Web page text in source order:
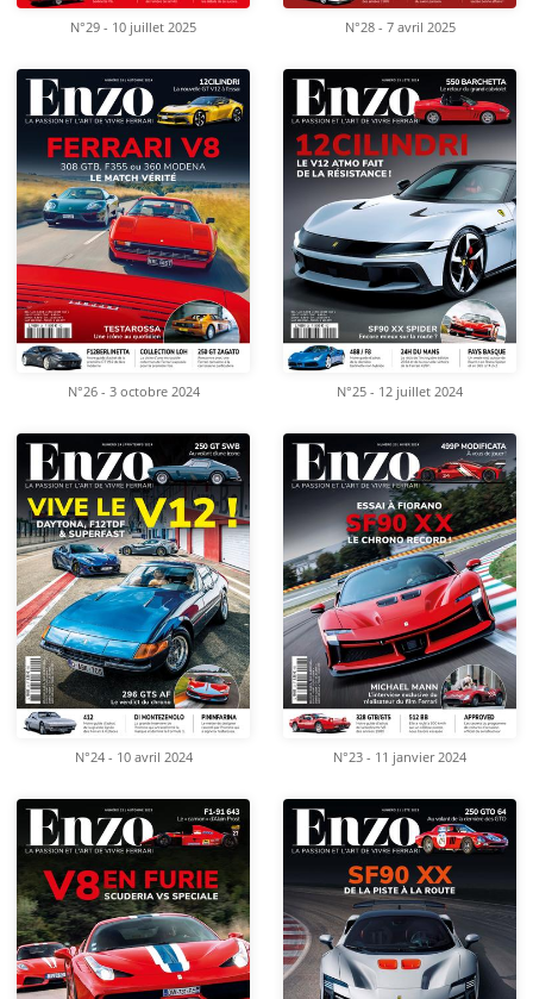
N°29 - 10 juillet 2025 N°28 - 7 avril 2025
N°26 - 3 octobre 2024 N°25 - 12 juillet 2024
N°24 - 10 avril 2024 N°23 - 11 janvier 2024